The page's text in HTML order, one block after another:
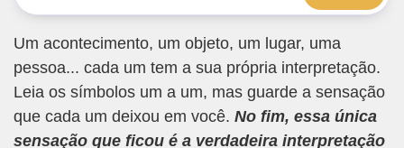
Um acontecimento, um objeto, um lugar, uma
pessoa... cada um tem a sua própria interpretação.
Leia os símbolos um a um, mas guarde a sensação
que cada um deixou em você. No fim, essa única
sensação que ficou é a verdadeira interpretação